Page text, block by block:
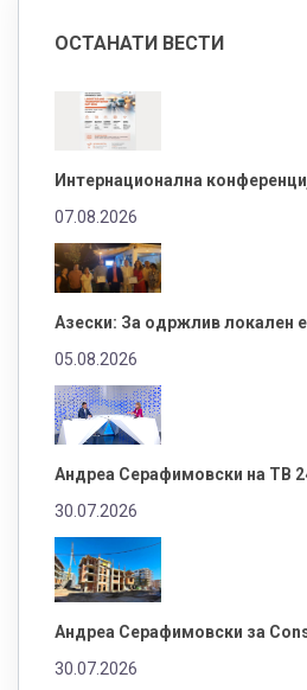
ОСТАНАТИ ВЕСТИ
Интернационална
07.08.2026
Азески: За одржлив локален
05.08.2026
Андреа Серафимовски на ТВ
30.07.2026
Андреа Серафимовски за
30.07.2026